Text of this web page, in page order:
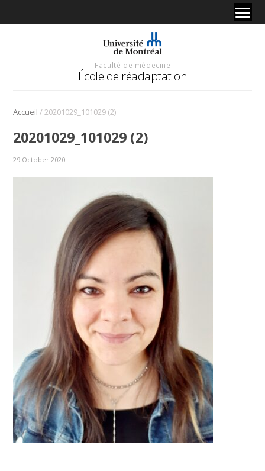
Faculté de médecine
École de réadaptation
Accueil /20201029_101029 (2)
20201029_101029 (2)
29 October 2020